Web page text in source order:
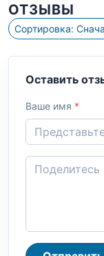
ОТЗЫВЫ
Оставить
Ваше имя *